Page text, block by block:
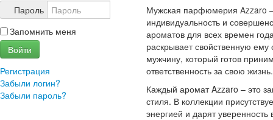
О компании
О нас
Учетная запись
Пароль
Запомнить меня
Войти
Регистрация
Забыли логин?
Забыли пароль?
Мужская парфюмерия Azzaro
индивидуальность и
ароматов для всех времен
раскрывает свойственную ему
мужчину, который готов
ответственность за свою жизнь.
Каждый аромат Azzaro – это
стиля. В коллекции
энергией и дарят